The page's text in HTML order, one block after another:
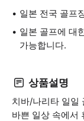
일본 전국 골프
일본 골프에 대
가능합니다.
상품설명
치바/나리타 일일
바쁜 일상 속에서